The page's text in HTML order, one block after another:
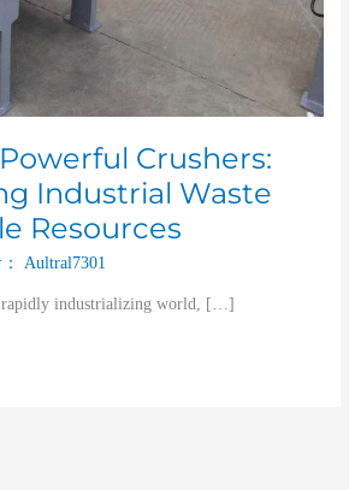
Crushers:
Industrial Waste
Resources
Aultral7301
rapidly industrializing world, […]